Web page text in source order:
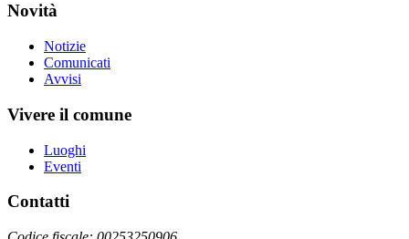
Novità
Notizie
Comunicati
Avvisi
Vivere il comune
Luoghi
Eventi
Contatti